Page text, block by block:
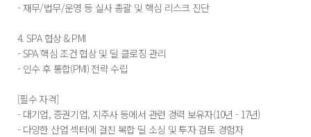
- 재무/법무/운영 등 실사 총괄 및 핵심 리스크 진단
4. SPA 협상 & PMI
- SPA 핵심 조건 협상 및 딜 클로징 관리
- 인수 후 통합(PMI) 전략 수립
[필수 자격]
- 대기업, 증권기업, 지주사 등에서 관련 경력 보유자(10년 - 17년)
- 다양한 산업 섹터에 걸친 복합 딜 소싱 및 투자 검토 경험자